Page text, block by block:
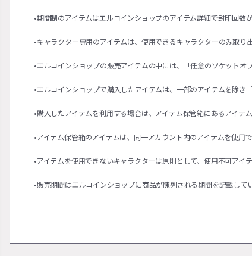
•期間制のアイテムはエルコインショップのアイテム詳細で封印回
•キャラクター専用のアイテムは、使用できるキャラクターのみ取り
•エルコインショップの販売アイテムの中には、「任意のソケット
•エルコインショップで購入したアイテムは、一部のアイテムを除き
•購入したアイテムを利用する場合は、アイテム保管箱にあるアイテ
•アイテム保管箱のアイテムは、同一アカウント内のアイテムを使用
•アイテムを使用できないキャラクターは原則として、使用不可アイ
•販売期間はエルコインショップに商品が陳列される期間を記載し